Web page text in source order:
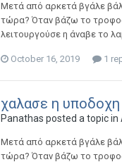
Μετά από αρκετά βγάλε
τώρα? Όταν βάζω το
λειτουργούσε η άναβε το
October 16, 2019 1
χαλασε η
Panathas posted a topic in
Μετά από αρκετά βγάλε
τώρα? Όταν βάζω το